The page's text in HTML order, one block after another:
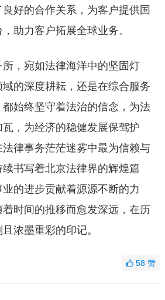
好的合作关系，为客户提供国
助力客户拓展全球业务。
，宛如法律海洋中的坚固灯
的深度耕耘，还是在综合服务
始终坚守着法治的信念，为法
，为经济的稳健发展保驾护
律事务茫茫迷雾中最为信赖与
书写着北京法律界的辉煌篇
的进步贡献着源源不断的力
时间的推移而愈发深远，在历
浓墨重彩的印记。
58赞